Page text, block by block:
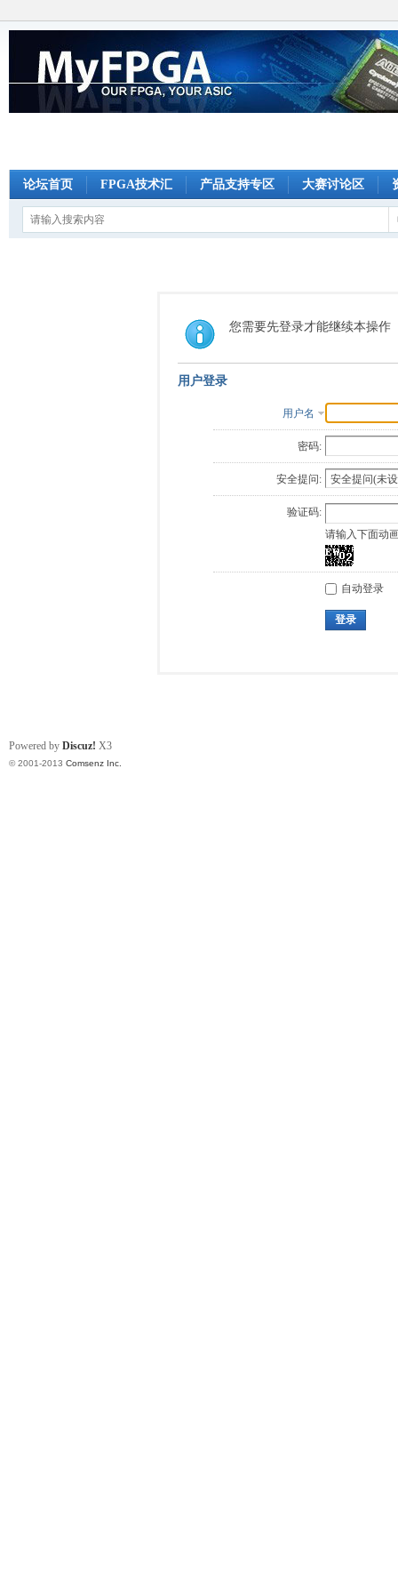
论坛首页 FPGA技术汇 产品支持专区 大赛讨论区
您需要先登录才能继续本操作
用户登录
用户名
密码:
安全提问:
验证码:
请输入下面动
自动登录
登录
Powered by Discuz! X3
© 2001-2013 Comsenz Inc.